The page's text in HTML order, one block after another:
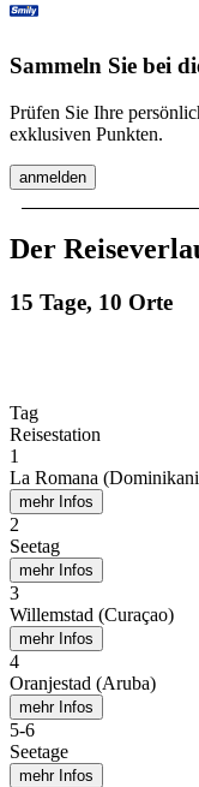
Sammeln Sie bei
Prüfen Sie Ihre
exklusiven Punkten.
anmelden
Der
15 Tage, 10 Orte
Tag
Reisestation
1
La Romana
mehr Infos
2
Seetag
mehr Infos
3
Willemstad (Curaçao)
mehr Infos
4
Oranjestad (Aruba)
mehr Infos
5-6
Seetage
mehr Infos